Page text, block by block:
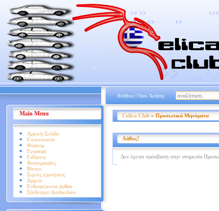
Main Menu
Αρχική Σελίδα
Επικοινωνία
Φόρουμ
Εγγραφή
Ειδήσεις
Φωτογραφίες
Βίντεο
Συχνές ερωτήσεις
Αρχείο
Ενδιαφέροντα άρθρα
Σύνδεσμοι Διαδικτύου
Βοήθεια | Όροι Χρήσης
Celica Club » Προσωπικά Μηνύματα
Λάθος!
Δεν έχεται πρόσβαση στην υπηρεσία